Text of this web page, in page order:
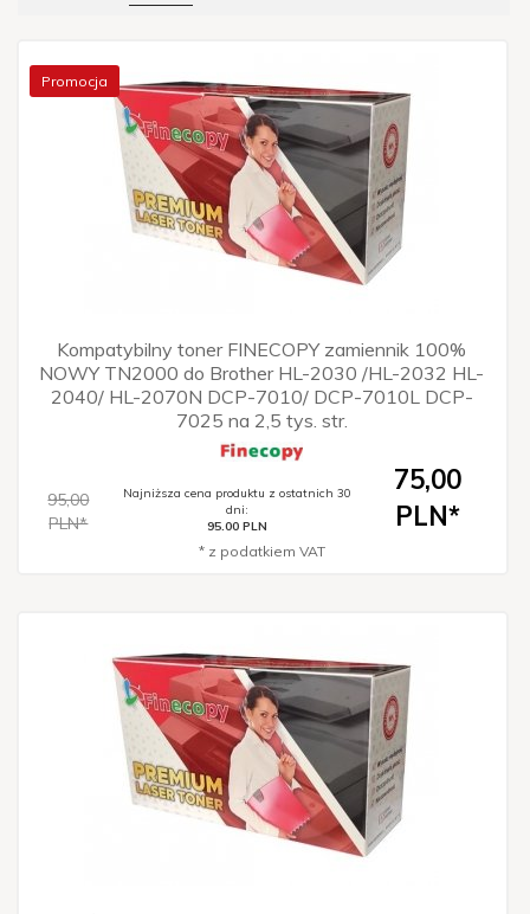
Promocja
Kompatybilny toner FINECOPY zamiennik 100%
NOWY TN2000 do Brother HL-2030 /HL-2032 HL-
2040/ HL-2070N DCP-7010/ DCP-7010L DCP-
7025 na 2,5 tys. str.
95,00
PLN*
Najniższa cena produktu z ostatnich 30
dni:
95.00 PLN
75,00
PLN*
* z podatkiem VAT